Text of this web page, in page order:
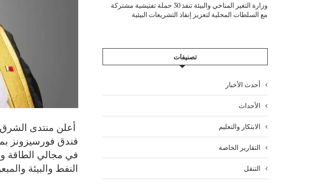
فندق فورسيزونز
في مجالي الطاقة
النفط والبيئة
وزارة التغير المناخي والبيئة تنفذ 30 حملة تفتيشية مشتركة
مع السلطات المحلية لتعزيز إنفاذ التشريعات البيئية
تصنيفات
أحدث الأخبار
الأحداث
الابتكار والتعليم
التقارير الخاصة
التنقل